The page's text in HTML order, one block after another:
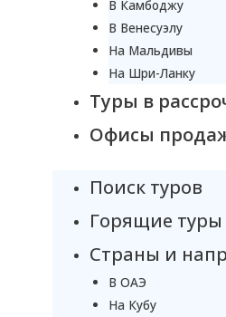
В Камбоджу
В Венесуэлу
На Мальдивы
На Шри-Ланку
Туры в
Офисы
Поиск туров
Горящие туры
Страны и
В ОАЭ
На Кубу